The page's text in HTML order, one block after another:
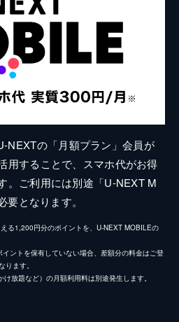
NEXTの「月額プラン」会員が
用することで、スマホ代がお得
。ご利用には別途「U-NEXT M
となります。
る1,200円分のポイントを、U-NEXT MOBILEの
ントを保有していない場合、差額分の料金はご登
ます。
放題など）の月額利用料は別途発生します。